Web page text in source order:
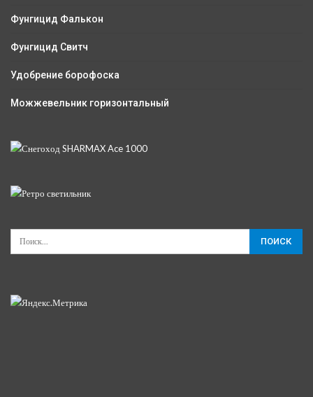
Фунгицид Фалькон
Фунгицид Свитч
Удобрение борофоска
Можжевельник горизонтальный